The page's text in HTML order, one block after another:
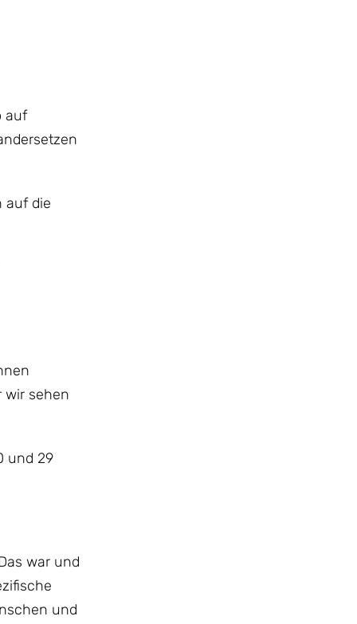
auf
auf die
wir sehen
und 29
war und
und